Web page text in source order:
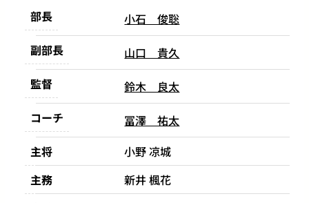
部長
小石 俊聡
副部長
山口 貴久
監督
鈴木 良太
コーチ
冨澤 祐太
主将
小野 凉城
主務
新井 楓花